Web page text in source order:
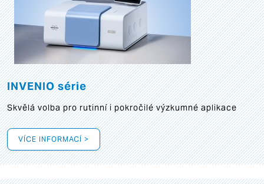
INVENIO série
Skvělá volba pro rutinní i pokročilé výzkumné aplikace
VÍCE INFORMACÍ >